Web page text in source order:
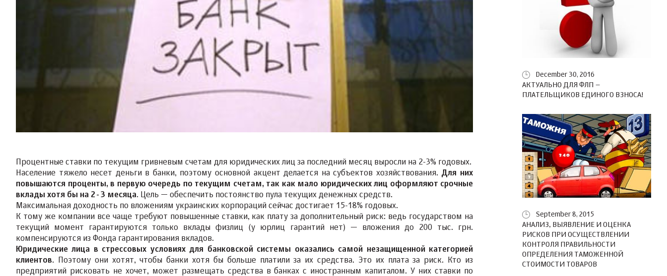
Процентные ставки по текущим гривневым счетам для юридических лиц за последний месяц выросли на 2-3% годовых.
Население тяжело несет деньги в банки, поэтому основной акцент делается на субъектов хозяйствования. Для них
повышаются проценты, в первую очередь по текущим счетам, так как мало юридических лиц оформляют срочные
вклады хотя бы на 2-3 месяца. Цель — обеспечить постоянство пула текущих денежных средств.
Максимальная доходность по вложениям украинских корпораций сейчас достигает 15-18% годовых.
К тому же компании все чаще требуют повышенные ставки, как плату за дополнительный риск: ведь государством на
текущий момент гарантируются только вклады физлиц (у юрлиц гарантий нет) — вложения до 200 тыс. грн.
компенсируются из Фонда гарантирования вкладов.
Юридические лица в стрессовых условиях для банковской системы оказались самой незащищенной категорией
клиентов. Поэтому они хотят, чтобы банки хотя бы больше платили за их средства. Это их плата за риск. Кто из
предприятий рисковать не хочет, может размещать средства в банках с иностранным капиталом. У них ставки по
December 30, 2016
АКТУАЛЬНО ДЛЯ ФЛП –
ПЛАТЕЛЬЩИКОВ ЕДИНОГО ВЗНОСА!
September 8, 2015
АНАЛИЗ, ВЫЯВЛЕНИЕ И ОЦЕНКА
РИСКОВ ПРИ ОСУЩЕСТВЛЕНИИ
КОНТРОЛЯ ПРАВИЛЬНОСТИ
ОПРЕДЕЛЕНИЯ ТАМОЖЕННОЙ
СТОИМОСТИ ТОВАРОВ